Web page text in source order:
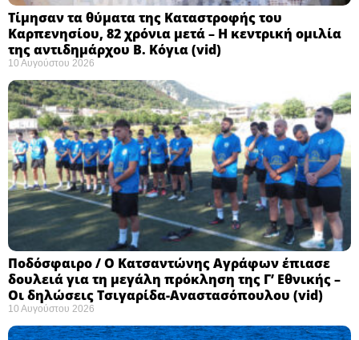
Τίμησαν τα θύματα της Καταστροφής του
Καρπενησίου, 82 χρόνια μετά – Η κεντρική ομιλία
της αντιδημάρχου Β. Κόγια (vid)
10 Αυγούστου 2026
Ποδόσφαιρο / Ο Κατσαντώνης Αγράφων έπιασε
δουλειά για τη μεγάλη πρόκληση της Γ’ Εθνικής –
Οι δηλώσεις Τσιγαρίδα-Αναστασόπουλου (vid)
10 Αυγούστου 2026